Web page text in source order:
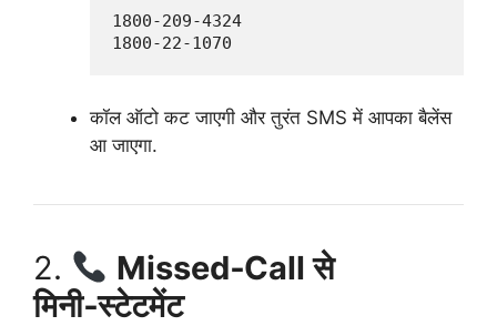
1800‑209‑4324
कॉल ऑटो कट जाएगी और तुरंत SMS में आपका बैलेंस
आ जाएगा.
2.
Missed‑Call से
मिनी‑स्टेटमेंट